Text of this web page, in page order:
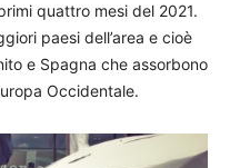
quattro mesi del 2021.
paesi dell’area e cioè
e Spagna che assorbono
Occidentale.